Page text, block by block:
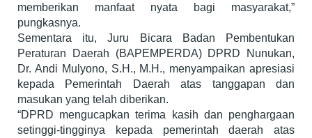
memberikan manfaat nyata bagi masyarakat,”
pungkasnya.
Sementara itu, Juru Bicara Badan Pembentukan
Peraturan Daerah (BAPEMPERDA) DPRD Nunukan,
Dr. Andi Mulyono, S.H., M.H., menyampaikan apresiasi
kepada Pemerintah Daerah atas tanggapan dan
masukan yang telah diberikan.
“DPRD mengucapkan terima kasih dan penghargaan
setinggi-tingginya kepada pemerintah daerah atas